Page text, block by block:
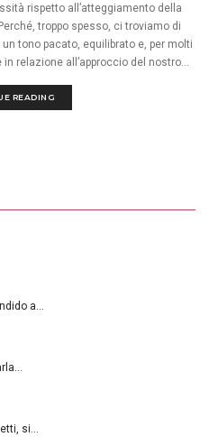
rispetto all’atteggiamento della
troppo spesso, ci troviamo di
tono pacato, equilibrato e, per molti
relazione all’approccio del nostro...
READING
a…
si…